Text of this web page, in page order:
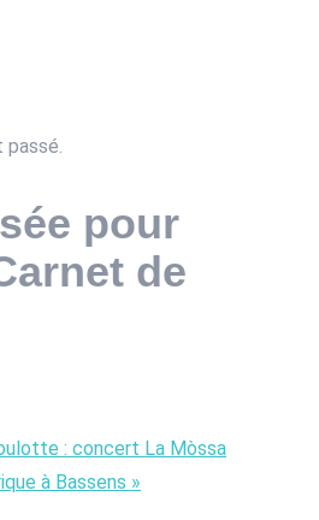
pour
de
: concert La Mòssa
à Bassens »